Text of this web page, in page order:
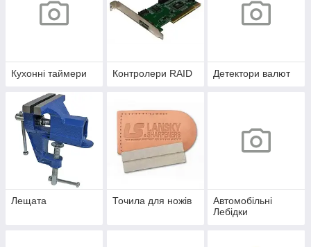
Кухонні таймери Контролери RAID Детектори валют
Лещата Точила для ножів
Автомобільні
Лебідки